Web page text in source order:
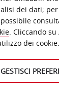
dei dati;
. Cliccando su
dei cookie.
GESTISCI